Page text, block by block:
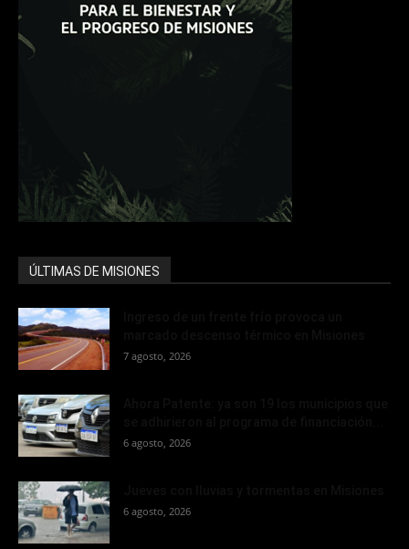
ÚLTIMAS DE MISIONES
7 agosto, 2026
6 agosto, 2026
6 agosto, 2026